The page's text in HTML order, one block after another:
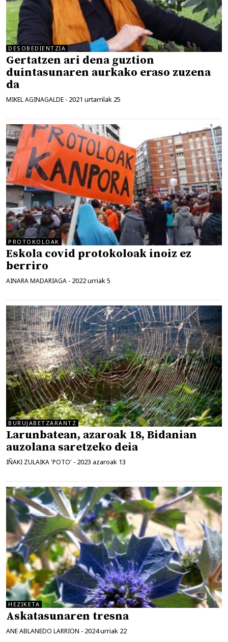
DESOBEDIENTZIA
Gertatzen ari dena guztion
duintasunaren aurkako eraso zuzena
da
MIKEL AGINAGALDE - 2021 urtarrilak 25
PROTOKOLOAK
Eskola covid protokoloak inoiz ez
berriro
AINARA MADARIAGA - 2022 urriak 5
BURUJABETZARANTZ
Larunbatean, azaroak 18, Bidanian
auzolana saretzeko deia
IÑAKI ZULAIKA 'POTO' - 2023 azaroak 13
HEZIKETA
Askatasunaren tresna
ANE ABLANEDO LARRION - 2024 urriak 22